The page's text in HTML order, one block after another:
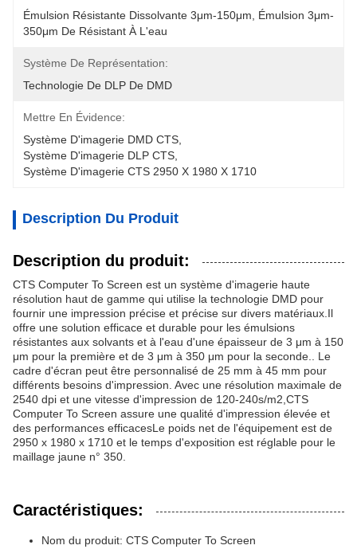
Émulsion Résistante Dissolvante 3μm-150μm, Émulsion 3μm-
350μm De Résistant À L'eau
Système De Représentation:
Technologie De DLP De DMD
Mettre En Évidence:
Système D'imagerie DMD CTS
Système D'imagerie DLP CTS
Système D'imagerie CTS 2950 X 1980 X 1710
Description Du Produit
Description du produit:
CTS Computer To Screen est un système d'imagerie haute
résolution haut de gamme qui utilise la technologie DMD pour
fournir une impression précise et précise sur divers matériaux.Il
offre une solution efficace et durable pour les émulsions
résistantes aux solvants et à l'eau d'une épaisseur de 3 μm à 150
μm pour la première et de 3 μm à 350 μm pour la seconde.. Le
cadre d'écran peut être personnalisé de 25 mm à 45 mm pour
différents besoins d'impression. Avec une résolution maximale de
2540 dpi et une vitesse d'impression de 120-240s/m2,CTS
Computer To Screen assure une qualité d'impression élevée et
des performances efficacesLe poids net de l'équipement est de
2950 x 1980 x 1710 et le temps d'exposition est réglable pour le
maillage jaune n° 350.
Caractéristiques:
Nom du produit: CTS Computer To Screen